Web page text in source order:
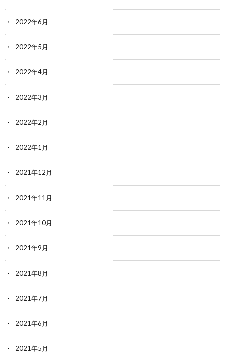
2022年6月
2022年5月
2022年4月
2022年3月
2022年2月
2022年1月
2021年12月
2021年11月
2021年10月
2021年9月
2021年8月
2021年7月
2021年6月
2021年5月